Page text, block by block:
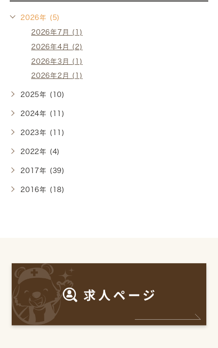
2026年 (5)
2026年7月 (1)
2026年4月 (2)
2026年3月 (1)
2026年2月 (1)
2025年 (10)
2024年 (11)
2023年 (11)
2022年 (4)
2017年 (39)
2016年 (18)